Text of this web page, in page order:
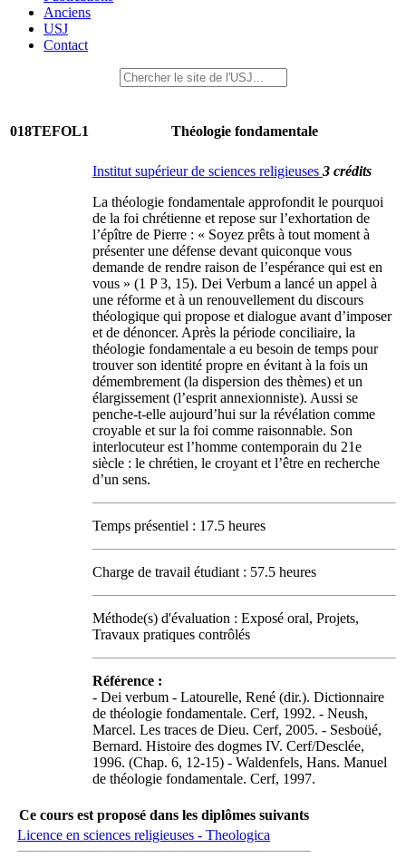
Anciens
USJ
Contact
018TEFOL1 Théologie fondamentale
Institut supérieur de sciences religieuses 3 crédits
La théologie fondamentale approfondit le pourquoi
de la foi chrétienne et repose sur l’exhortation de
l’épître de Pierre : « Soyez prêts à tout moment à
présenter une défense devant quiconque vous
demande de rendre raison de l’espérance qui est en
vous » (1 P 3, 15). Dei Verbum a lancé un appel à
une réforme et à un renouvellement du discours
théologique qui propose et dialogue avant d’imposer
et de dénoncer. Après la période conciliaire, la
théologie fondamentale a eu besoin de temps pour
trouver son identité propre en évitant à la fois un
démembrement (la dispersion des thèmes) et un
élargissement (l’esprit annexionniste). Aussi se
penche-t-elle aujourd’hui sur la révélation comme
croyable et sur la foi comme raisonnable. Son
interlocuteur est l’homme contemporain du 21e
siècle : le chrétien, le croyant et l’être en recherche
d’un sens.
Temps présentiel : 17.5 heures
Charge de travail étudiant : 57.5 heures
Méthode(s) d'évaluation : Exposé oral, Projets,
Travaux pratiques contrôlés
Référence :
- Dei verbum - Latourelle, René (dir.). Dictionnaire
de théologie fondamentale. Cerf, 1992. - Neush,
Marcel. Les traces de Dieu. Cerf, 2005. - Sesboüé,
Bernard. Histoire des dogmes IV. Cerf/Desclée,
1996. (Chap. 6, 12-15) - Waldenfels, Hans. Manuel
de théologie fondamentale. Cerf, 1997.
Ce cours est proposé dans les diplômes suivants
Licence en sciences religieuses - Theologica